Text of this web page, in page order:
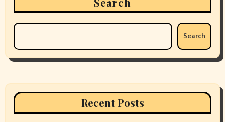
Search
Search
Recent Posts